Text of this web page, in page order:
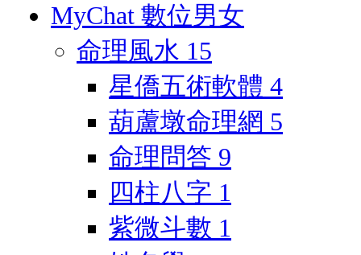
MyChat 數位男女
命理風水 15
星僑五術軟體 4
葫蘆墩命理網 5
命理問答 9
四柱八字 1
紫微斗數 1